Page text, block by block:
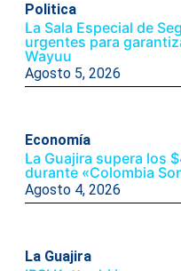
Politica
La Sala Especial de
urgentes para
Wayuu
Agosto 5, 2026
Economía
La Guajira supera los
durante «Colombia
Agosto 4, 2026
La Guajira